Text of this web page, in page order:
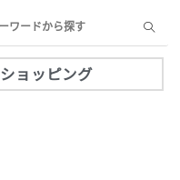
ショッピング